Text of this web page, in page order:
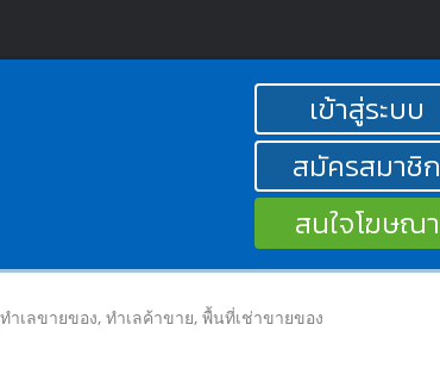
เข้าสู่ระบบ
สมัครสมาชิก
สนใจโฆษณา
เลขายของ, ทำเลค้าขาย, พื้นที่เช่าขายของ